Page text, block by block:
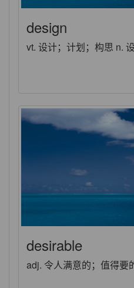
design
vt. 设计；计划；构思 n.
desirable
adj. 令人满意的；值得要